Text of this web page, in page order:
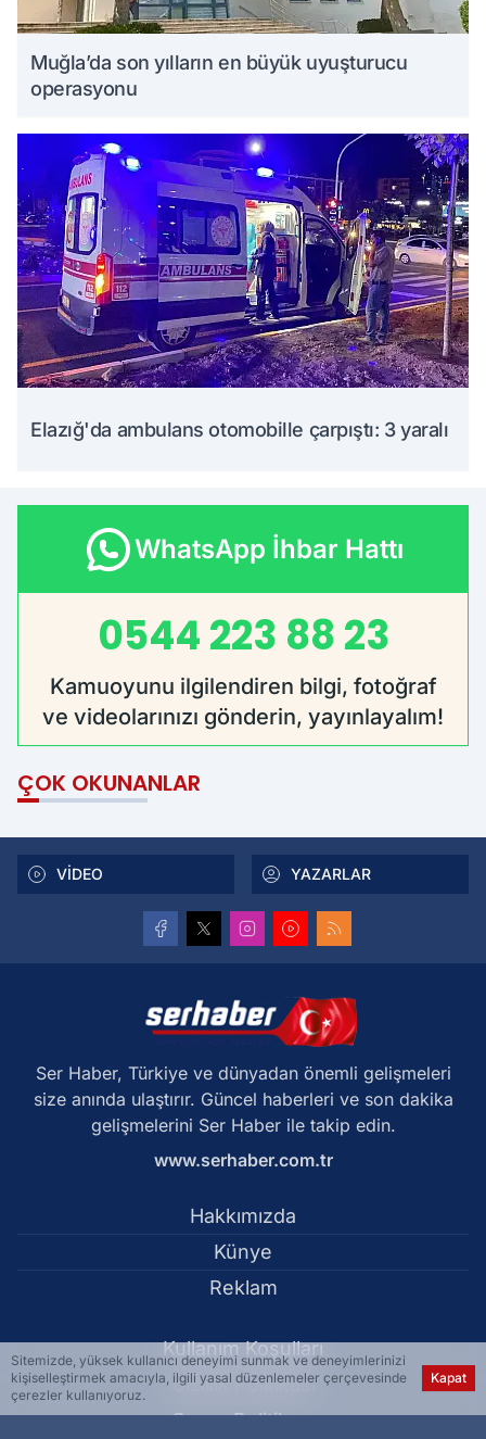
Muğla’da son yılların en büyük uyuşturucu
operasyonu
Elazığ'da ambulans otomobille çarpıştı: 3 yaralı
WhatsApp İhbar Hattı
0544 223 88 23
Kamuoyunu ilgilendiren bilgi, fotoğraf
ve videolarınızı gönderin, yayınlayalım!
ÇOK OKUNANLAR
VİDEO YAZARLAR
Ser Haber, Türkiye ve dünyadan önemli gelişmeleri
size anında ulaştırır. Güncel haberleri ve son dakika
gelişmelerini Ser Haber ile takip edin.
www.serhaber.com.tr
Hakkımızda
Künye
Reklam
Kullanım Koşulları
Gizlilik Politikası
Çerez Politikası
Sitemizde, yüksek kullanıcı deneyimi sunmak ve deneyimlerinizi
kişiselleştirmek amacıyla, ilgili yasal düzenlemeler çerçevesinde
çerezler kullanıyoruz.
Kapat